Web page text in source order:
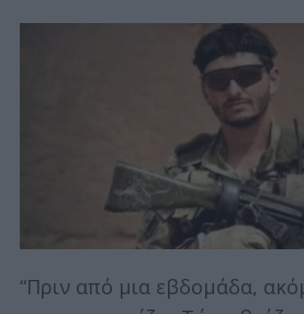
“Πριν από μια εβδομάδα,
S
e